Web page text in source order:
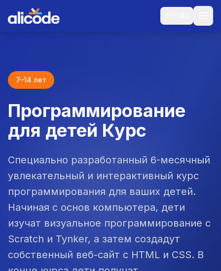
7–14 лет
Программирование
для детей Курс
Специально разработанный 6-месячный
увлекательный и интерактивный курс
программирования для ваших детей.
Начиная с основ компьютера, дети
изучат визуальное программирование с
Scratch и Tynker, а затем создадут
собственный веб-сайт с HTML и CSS. В